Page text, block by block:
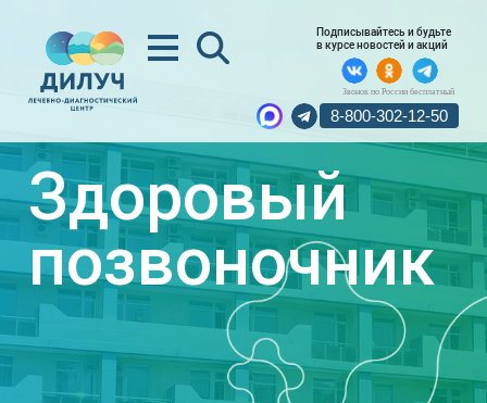
Подписывайтесь и будьте
в курсе новостей и акций
Звонок по России бесплатный
8-800-302-12-50
Здоровый
позвоночник